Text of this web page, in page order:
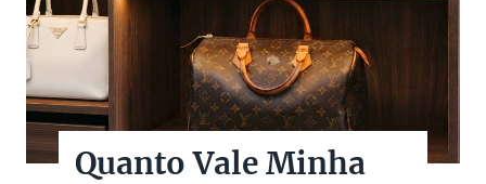
Quanto Vale Minha